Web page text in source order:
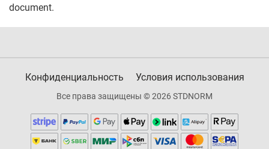
document.
Конфиденциальность Условия использования
Все права защищены © 2026 STDNORM